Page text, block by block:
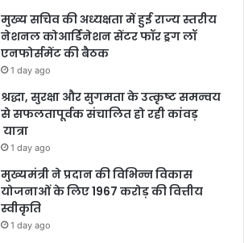
मुख्य सचिव की अध्यक्षता में हुई राज्य स्तरीय
नेशनल कोआर्डिनेशन सेंटर फॉर ड्रग लॉ
एनफोर्समेंट की बैठक
1 day ago
श्रद्धा, सुरक्षा और सुगमता के उत्कृष्ट समन्वय
से सफलतापूर्वक संचालित हो रही कांवड़
यात्रा
1 day ago
मुख्यमंत्री ने प्रदान की विभिन्न विकास
योजनाओं के लिए 1967 करोड़ की वित्तीय
स्वीकृति
1 day ago